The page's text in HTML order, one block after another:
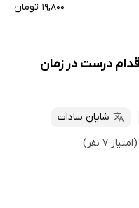
۱۹,۸۰۰ تومان
درست در زمان
شایان سادات
(امتیاز ۷ نفر)